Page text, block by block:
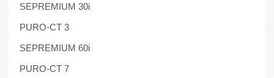
SEPREMIUM 30i
PURO-CT 3
SEPREMIUM 60i
PURO-CT 7